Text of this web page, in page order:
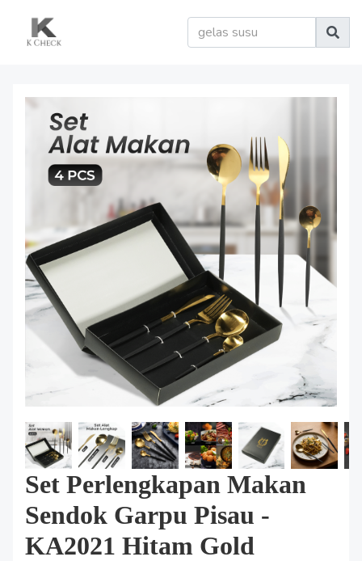
Set Perlengkapan Makan
Sendok Garpu Pisau -
KA2021 Hitam Gold